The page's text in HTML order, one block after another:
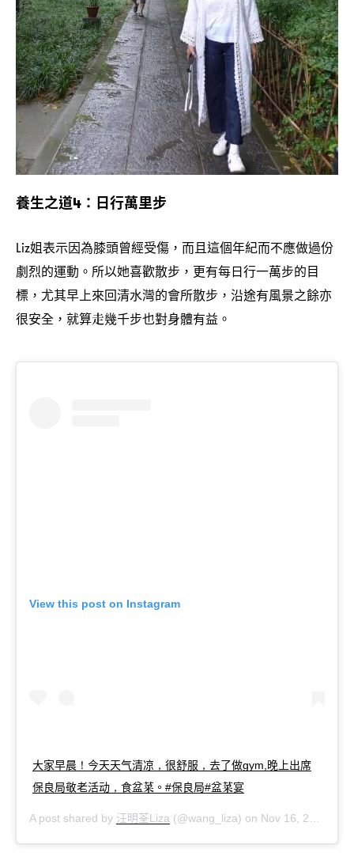
養生之道4： 日行萬里步
Liz姐表示因為膝頭曾經受傷 ， 而且這個年紀而不應做過份
劇烈的運動。所以她喜歡散步 ， 更有每日行一萬步的目
標 ， 尤其早上來回清水灣的會所散步 ， 沿途有風景之餘亦
很安全 ， 就算走幾千步也對身體有益。
View this post on Instagram
大家早晨 ！ 今天天气清凉 ， 很舒服 ， 去了做gym, 晚上出席
保良局敬老活动 ， 食盆菜。 #保良局#盆菜宴
A post shared by 汪明荃Liza (@wang_liza) on Nov 16, 2018 at 9:08pm PST